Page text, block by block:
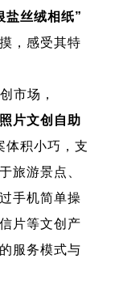
盐丝绒相纸”
，感受其特
市场，
片文创自助
体积小巧，支
旅游景点、
手机简单操
片等文创产
服务模式与